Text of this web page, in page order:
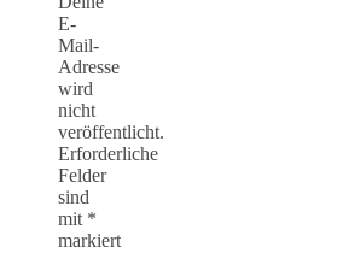
E-
Mail-
Adresse
wird
nicht
veröffentlicht.
Erforderliche
Felder
sind
mit *
markiert